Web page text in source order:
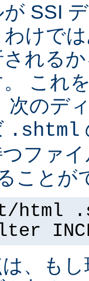
SSI
けで
れる
これ
次のデ
.shtml
ファ
ことが
html
、も